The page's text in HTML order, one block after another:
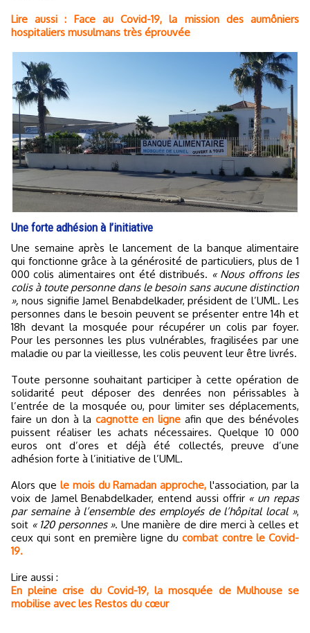
Lire aussi : Face au Covid-19, la mission des aumôniers
hospitaliers musulmans très éprouvée
Une forte adhésion à l’initiative
Une semaine après le lancement de la banque alimentaire
qui fonctionne grâce à la générosité de particuliers, plus de 1
000 colis alimentaires ont été distribués. « Nous offrons les
colis à toute personne dans le besoin sans aucune distinction
», nous signifie Jamel Benabdelkader, président de l’UML. Les
personnes dans le besoin peuvent se présenter entre 14h et
18h devant la mosquée pour récupérer un colis par foyer.
Pour les personnes les plus vulnérables, fragilisées par une
maladie ou par la vieillesse, les colis peuvent leur être livrés.
Toute personne souhaitant participer à cette opération de
solidarité peut déposer des denrées non périssables à
l’entrée de la mosquée ou, pour limiter ses déplacements,
faire un don à la cagnotte en ligne afin que des bénévoles
puissent réaliser les achats nécessaires. Quelque 10 000
euros ont d’ores et déjà été collectés, preuve d’une
adhésion forte à l’initiative de l’UML.
Alors que le mois du Ramadan approche, l'association, par la
voix de Jamel Benabdelkader, entend aussi offrir « un repas
par semaine à l’ensemble des employés de l’hôpital local »,
soit « 120 personnes ». Une manière de dire merci à celles et
ceux qui sont en première ligne ducombat contre le Covid-
19.
Lire aussi :
En pleine crise du Covid-19, la mosquée de Mulhouse se
mobilise avec les Restos du cœur